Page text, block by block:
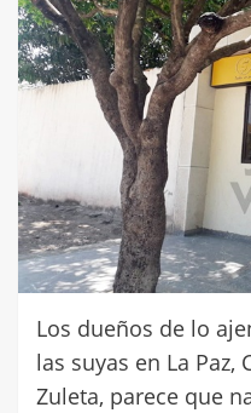
Los dueños de lo
las suyas en La Paz,
Zuleta, parece que